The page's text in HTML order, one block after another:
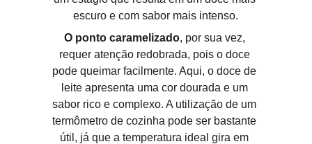
escuro e com sabor mais intenso.
O ponto caramelizado, por sua vez,
requer atenção redobrada, pois o doce
pode queimar facilmente. Aqui, o doce de
leite apresenta uma cor dourada e um
sabor rico e complexo. A utilização de um
termômetro de cozinha pode ser bastante
útil, já que a temperatura ideal gira em